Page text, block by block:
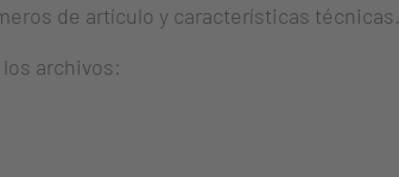
de artículo y características técnicas.
archivos: